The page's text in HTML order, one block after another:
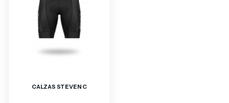
CALZAS STEVEN C